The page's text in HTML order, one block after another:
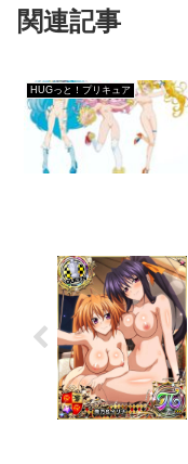
関連記事
HUGっと！プリキュア